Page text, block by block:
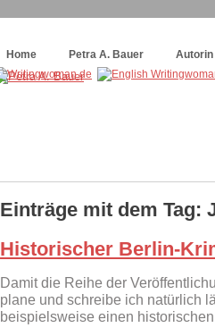
Home
Petra A. Bauer Autorin
Einträge mit dem Tag:
Historischer Berlin-
Damit die Reihe der
plane und schreibe ich natürlich
beispielsweise einen